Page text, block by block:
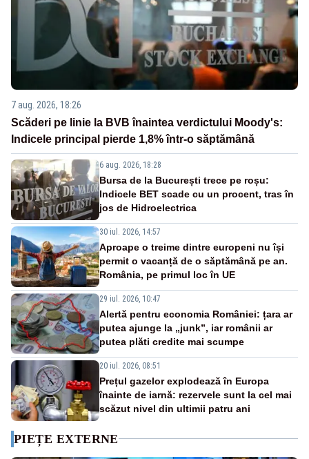
7 aug. 2026, 18:26
Scăderi pe linie la BVB înaintea verdictului Moody's:
Indicele principal pierde 1,8% într-o săptămână
6 aug. 2026, 18:28
Bursa de la București trece pe roșu:
Indicele BET scade cu un procent, tras în
jos de Hidroelectrica
30 iul. 2026, 14:57
Aproape o treime dintre europeni nu își
permit o vacanță de o săptămână pe an.
România, pe primul loc în UE
29 iul. 2026, 10:47
Alertă pentru economia României: țara ar
putea ajunge la „junk”, iar românii ar
putea plăti credite mai scumpe
20 iul. 2026, 08:51
Prețul gazelor explodează în Europa
înainte de iarnă: rezervele sunt la cel mai
scăzut nivel din ultimii patru ani
PIEȚE EXTERNE